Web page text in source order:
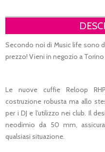
Secondo noi di Music life sono
prezzo! Vieni in negozio a Torino
Le nuove cuffie Reloop
costruzione robusta ma allo
per i DJ e l’utilizzo nei club. Il
neodimio da 50 mm,
qualsiasi situazione.